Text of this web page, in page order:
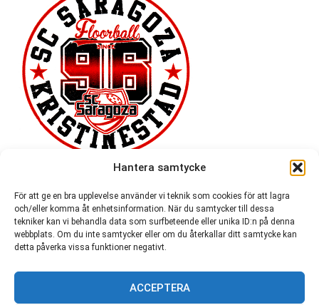
Hantera samtycke
För att ge en bra upplevelse använder vi teknik som cookies för att lagra
och/eller komma åt enhetsinformation. När du samtycker till dessa
tekniker kan vi behandla data som surfbeteende eller unika ID:n på denna
webbplats. Om du inte samtycker eller om du återkallar ditt samtycke kan
detta påverka vissa funktioner negativt.
ACCEPTERA